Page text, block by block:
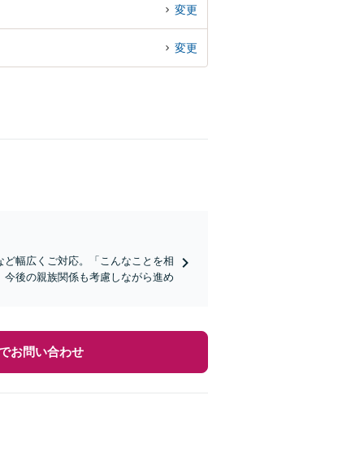
変更
変更
幅広くご対応。「こんなことを相
後の親族関係も考慮しながら進め
お問い合わせ